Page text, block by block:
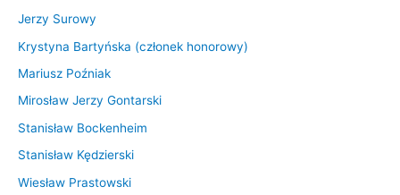
Jerzy Surowy
Krystyna Bartyńska (członek honorowy)
Mariusz Poźniak
Mirosław Jerzy Gontarski
Stanisław Bockenheim
Stanisław Kędzierski
Wiesław Prastowski